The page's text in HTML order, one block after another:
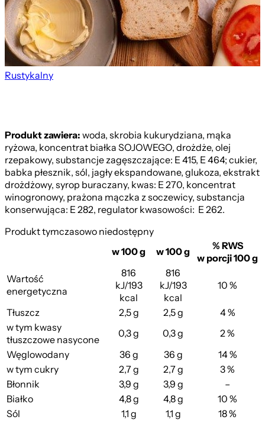
Rustykalny
Produkt zawiera:woda, skrobia kukurydziana, mąka
ryżowa, koncentrat białka SOJOWEGO, drożdże, olej
rzepakowy, substancje zagęszczające: E 415, E 464; cukier,
babka płesznik, sól, jagły ekspandowane, glukoza, ekstrakt
drożdżowy, syrop buraczany, kwas: E 270, koncentrat
winogronowy, prażona mączka z soczewicy, substancja
konserwująca: E 282, regulator kwasowości: E 262.
Produkt tymczasowo niedostępny
w 100 g
w 100 g
% RWS
w porcji 100 g
Wartość
energetyczna
816
kJ/193
kcal
816
kJ/193
kcal
10 %
Tłuszcz 2,5 g 2,5 g
4 %
w tym kwasy
tłuszczowe nasycone
0,3 g 0,3 g
2 %
Węglowodany
36 g 36 g
14 %
w tym cukry
2,7 g 2,7 g
3 %
Błonnik
3,9 g 3,9 g
–
Białko
4,8 g 4,8 g
10 %
Sól
1,1 g 1,1 g 18 %